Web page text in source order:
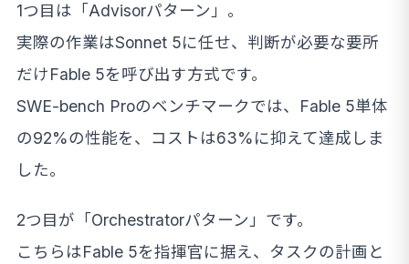
1つ目は「Advisorパターン」。
実際の作業はSonnet 5に任せ、判断が必要な要所
だけFable 5を呼び出す方式です。
SWE-bench Proのベンチマークでは、Fable 5単体
の92%の性能を、コストは63%に抑えて達成しま
した。
2つ目が「Orchestratorパターン」です。
こちらはFable 5を指揮官に据え、タスクの計画と